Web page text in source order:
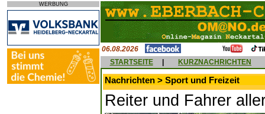
WERBUNG
06.08.2026
STARTSEITE
KURZNACHRICHTEN
Nachrichten > Sport und Freizeit
Reiter und Fahrer